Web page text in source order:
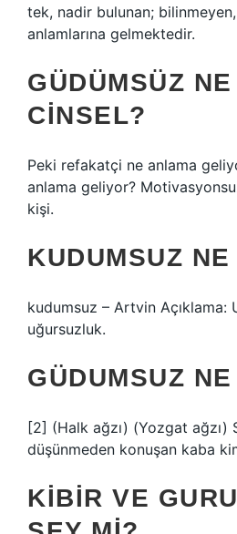
tek, nadir bulunan;
anlamlarına gelmektedir.
GÜDÜMSÜZ
CINSEL?
Peki refakatçi ne anlama
anlama geliyor?
kişi.
KUDUMSUZ
kudumsuz – Artvin Açıklama:
uğursuzluk.
GÜDUMSUZ
[2] (Halk ağzı) (Yozgat ağzı)
düşünmeden konuşan kaba
KIBIR VE